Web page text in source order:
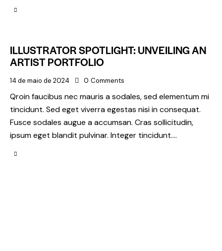
ILLUSTRATOR SPOTLIGHT: UNVEILING AN
ARTIST PORTFOLIO
14 de maio de 2024 0 Comments
Qroin faucibus nec mauris a sodales, sed elementum mi
tincidunt. Sed eget viverra egestas nisi in consequat.
Fusce sodales augue a accumsan. Cras sollicitudin,
ipsum eget blandit pulvinar. Integer tincidunt.…